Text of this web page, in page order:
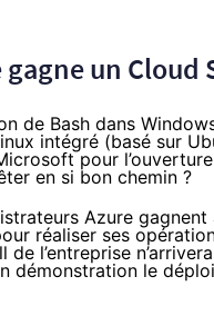
gagne un
de Bash dans
intégré (basé sur
pour
en si bon chemin ?
Azure gagnent
réaliser ses
de l’entreprise
démonstration le